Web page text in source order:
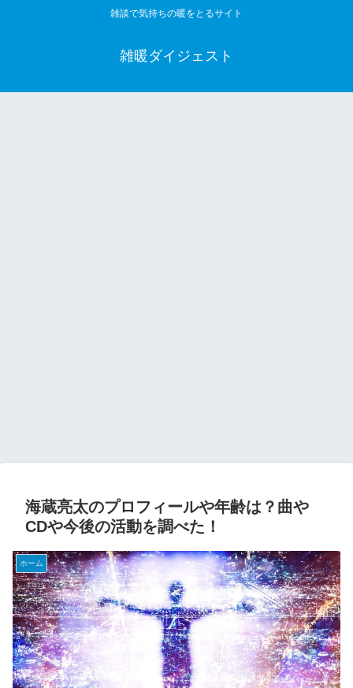
雑談で気持ちの暖をとるサイト
雑暖ダイジェスト
海蔵亮太のプロフィールや年齢は？曲や
CDや今後の活動を調べた！
ホーム